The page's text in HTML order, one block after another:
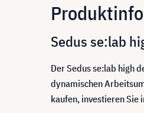
Sedus se:lab
Der Sedus se:lab high
dynamischen
kaufen, investieren Sie